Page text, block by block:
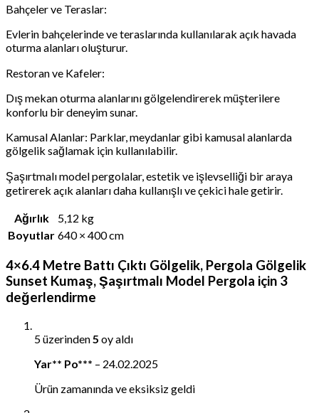
Bahçeler ve Teraslar:
Evlerin bahçelerinde ve teraslarında kullanılarak açık havada
oturma alanları oluşturur.
Restoran ve Kafeler:
Dış mekan oturma alanlarını gölgelendirerek müşterilere
konforlu bir deneyim sunar.
Kamusal Alanlar: Parklar, meydanlar gibi kamusal alanlarda
gölgelik sağlamak için kullanılabilir.
Şaşırtmalı model pergolalar, estetik ve işlevselliği bir araya
getirerek açık alanları daha kullanışlı ve çekici hale getirir.
Ağırlık
5,12 kg
Boyutlar 640 × 400 cm
4×6.4 Metre Battı Çıktı Gölgelik, Pergola Gölgelik
Sunset Kumaş, Şaşırtmalı Model Pergola için 3
değerlendirme
5 üzerinden5 oy aldı
Yar** Po*** – 24.02.2025
Ürün zamanında ve eksiksiz geldi